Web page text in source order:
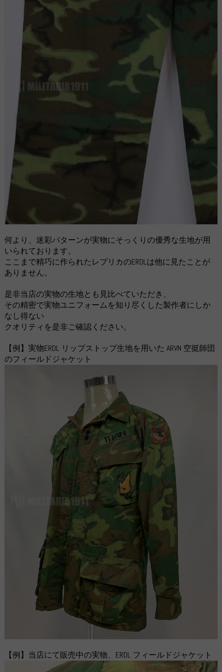
何より、迷彩パターンが実物にそっくりの優秀な生地が用
いられております。
ここまで精巧に作られたレプリカのERDLは他に見たことが
ありません。
是非当店の実物の生地とも見比べていただき、
その精密で実物ユニフォームを知り尽くした製作者にしか
なし得ない
クオリティを是非ご確認ください。
【例】実物ERDL リップストップ生地を用いた ARVN 空挺師団
のフィールドジャケット
【例】当店にて販売中の実物、ERDL フィールドジャケット